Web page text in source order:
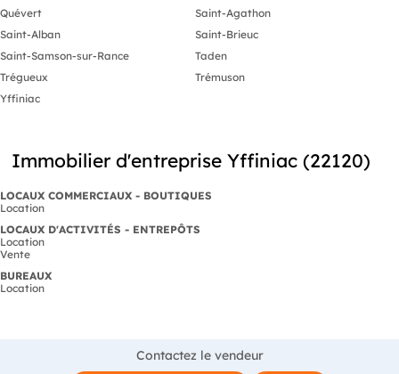
Quévert
Saint-Agathon
Saint-Alban
Saint-Brieuc
Saint-Samson-sur-Rance
Taden
Trégueux
Trémuson
Yffiniac
Immobilier d'entreprise Yffiniac (22120)
LOCAUX COMMERCIAUX - BOUTIQUES
Location
LOCAUX D'ACTIVITÉS - ENTREPÔTS
Location
Vente
BUREAUX
Location
Contactez le vendeur